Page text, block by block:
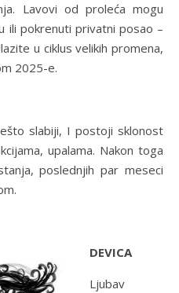
Lavovi od proleća mogu
ili pokrenuti privatni posao –
u ciklus velikih promena,
2025-e.
slabiji, I postoji sklonost
upalama. Nakon toga
poslednjih par meseci
DEVICA
Ljubav